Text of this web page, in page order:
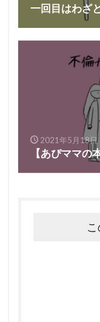
一回目はわざ
2021年5月18日
【あぴママの